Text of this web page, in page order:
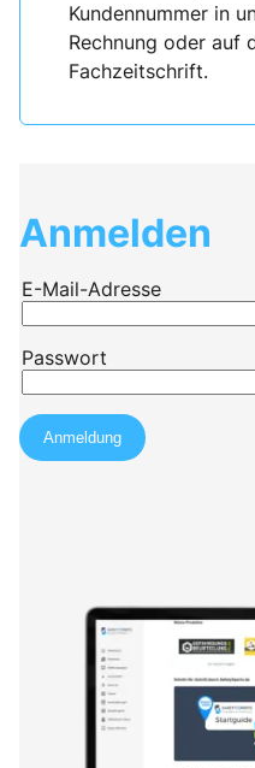
Kundennummer in
Rechnung oder auf
Fachzeitschrift.
Anmelden